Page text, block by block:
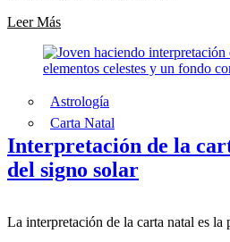
Leer Más
Astrología
Carta Natal
Interpretación de la
del signo solar
La interpretación de la carta natal es